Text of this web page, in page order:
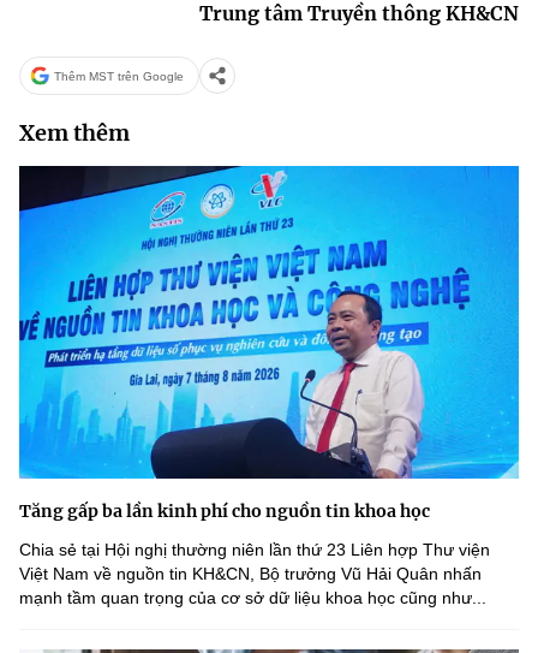
Trung tâm Truyền thông KH&CN
Thêm MST trên Google
Xem thêm
Tăng gấp ba lần kinh phí cho nguồn tin khoa học
Chia sẻ tại Hội nghị thường niên lần thứ 23 Liên hợp Thư viện
Việt Nam về nguồn tin KH&CN, Bộ trưởng Vũ Hải Quân nhấn
mạnh tầm quan trọng của cơ sở dữ liệu khoa học cũng như...